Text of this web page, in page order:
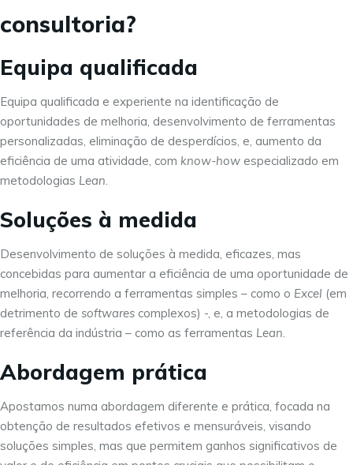
consultoria?
Equipa qualificada
Equipa qualificada e experiente na identificação de
oportunidades de melhoria, desenvolvimento de ferramentas
personalizadas, eliminação de desperdícios, e, aumento da
eficiência de uma atividade, com know-how especializado em
metodologias Lean.
Soluções à medida
Desenvolvimento de soluções à medida, eficazes, mas
concebidas para aumentar a eficiência de uma oportunidade de
melhoria, recorrendo a ferramentas simples – como o Excel (em
detrimento de softwares complexos) -, e, a metodologias de
referência da indústria – como as ferramentas Lean.
Abordagem prática
Apostamos numa abordagem diferente e prática, focada na
obtenção de resultados efetivos e mensuráveis, visando
soluções simples, mas que permitem ganhos significativos de